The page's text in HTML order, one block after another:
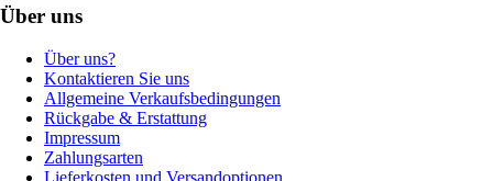
Über uns
Über uns?
Kontaktieren Sie uns
Allgemeine Verkaufsbedingungen
Rückgabe & Erstattung
Impressum
Zahlungsarten
Lieferkosten und Versandoptionen